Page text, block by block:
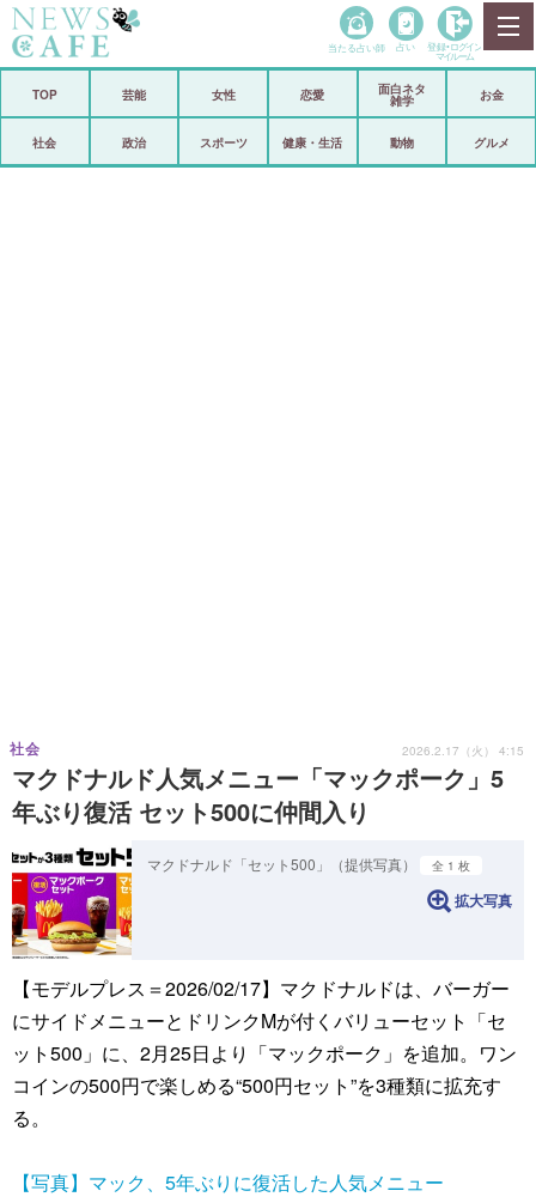
政治
当たる占い師 占い 登録• ログイン
マイルーム
TOP 芸能 女性 恋愛
面白ネタ
雑学
お金
社会 政治 スポーツ 健康・生活 動物 グルメ
マクドナルド人気メニュー「マックポーク」5
年ぶり復活 セット500に仲間入り
社会 2026.2.17（火） 4:15
マクドナルド「セット500」（提供写真） 全 1 枚
拡大写真
【モデルプレス＝2026/02/17】マクドナルドは、バーガー
にサイドメニューとドリンクMが付くバリューセット「セ
ット500」に、2月25日より「マックポーク」を追加。ワン
コインの500円で楽しめる“500円セット”を3種類に拡充す
る。
【写真】マック、5年ぶりに復活した人気メニュー